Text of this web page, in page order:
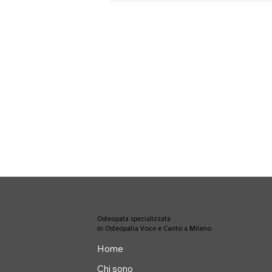
Osteopata specializzata
in Osteopatia Voce e Canto a Milano
Home
Chi sono